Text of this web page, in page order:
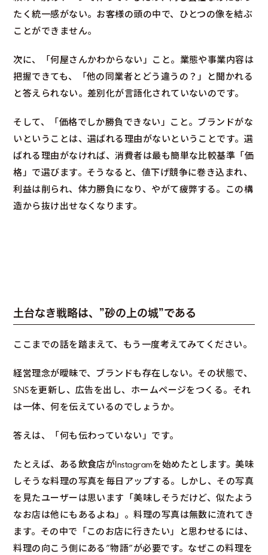
たく統一感がない。お客様の頭の中で、ひとつの像を結ぶ
ことができません。
次に、「何屋さんかわからない」こと。業態や事業内容は
把握できても、「他の同業者とどう違うの？」と聞かれる
と答えられない。差別化が言語化されていないのです。
そして、「価格でしか勝負できない」こと。ブランドがな
いということは、選ばれる理由がないということです。選
ばれる理由がなければ、消費者は最も簡単な比較基準「価
格」で選びます。そうなると、値下げ競争に巻き込まれ、
利益は削られ、体力勝負になり、やがて疲弊する。この構
造から抜け出せなくなります。
土台なき戦略は、”砂の上の城”である
ここまでの話を踏まえて、もう一度考えてみてください。
経営理念が曖昧で、ブランドも存在しない。その状態で、
SNSを更新し、広告を出し、ホームページをつくる。それ
は一体、何を伝えているのでしょうか。
答えは、「何も伝わっていない」です。
たとえば、ある飲食店がInstagramを始めたとします。美味
しそうな料理の写真を毎日アップする。しかし、その写真
を見たユーザーは思います「美味しそうだけど、似たよう
なお店は他にもあるよね」。料理の写真は無数に流れてき
ます。その中で「このお店に行きたい」と思わせるには、
料理の向こう側にある”物語”が必要です。なぜこの料理を